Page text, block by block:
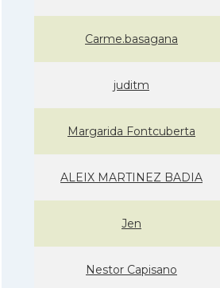
Carme.basagana
juditm
Margarida Fontcuberta
ALEIX MARTINEZ BADIA
Jen
Nestor Capisano